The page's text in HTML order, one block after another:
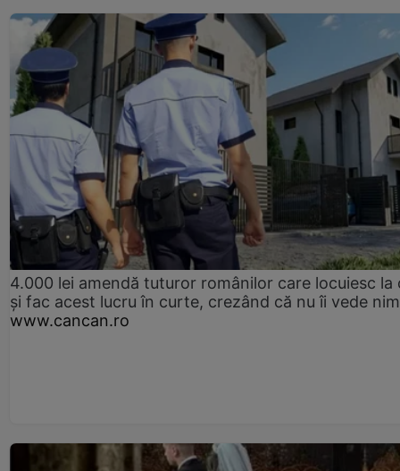
4.000 lei amendă tuturor românilor care locuiesc la
și fac acest lucru în curte, crezând că nu îi vede
www.cancan.ro